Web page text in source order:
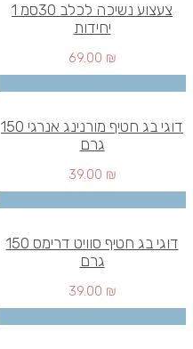
צעצוע נשיכה לכלב 30סמ 1
יחידות
69.00 ₪
דוגי בג חטיף מורנינג אנרגי 150
גרם
39.00 ₪
דוגי בג חטיף סוויט דרימס 150
גרם
39.00 ₪